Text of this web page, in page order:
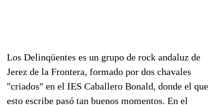
Los Delinqüentes es un grupo de rock andaluz de
Jerez de la Frontera, formado por dos chavales
"criados" en el IES Caballero Bonald, donde el que
esto escribe pasó tan buenos momentos. En el